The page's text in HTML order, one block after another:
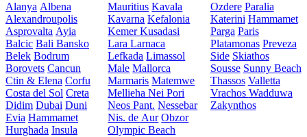
Alanya Albena
Alexandroupolis
Asprovalta Ayia
Balcic Bali Bansko
Belek Bodrum
Borovets Cancun
Ctin & Elena Corfu
Costa del Sol Creta
Didim Dubai Duni
Evia Hammamet
Hurghada Insula
Mauritius Kavala
Kavarna Kefalonia
KemerKusadasi
LaraLarnaca
Lefkada Limassol
Male Mallorca
Marmaris Matemwe
MelliehaNei Pori
Neos Pant. Nessebar
Nis. de Aur Obzor
Olympic Beach
Ozdere Paralia
Katerini Hammamet
Parga Paris
Platamonas Preveza
Side Skiathos
Sousse Sunny Beach
Thassos Valletta
Vrachos Wadduwa
Zakynthos